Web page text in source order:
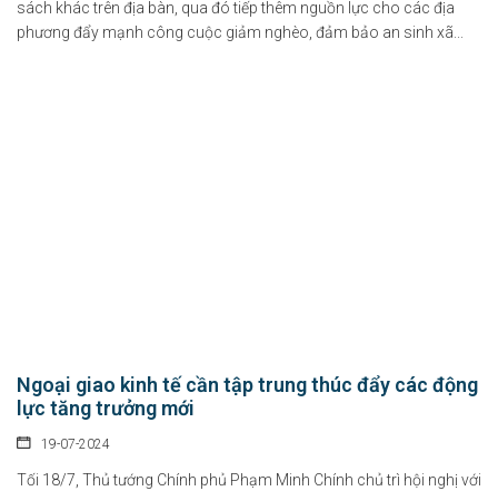
sách khác trên địa bàn, qua đó tiếp thêm nguồn lực cho các địa
phương đẩy mạnh công cuộc giảm nghèo, đảm bảo an sinh xã...
Ngoại giao kinh tế cần tập trung thúc đẩy các động
lực tăng trưởng mới
19-07-2024
Tối 18/7, Thủ tướng Chính phủ Phạm Minh Chính chủ trì hội nghị với